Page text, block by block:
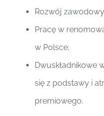
Rozwój
Pracę w
w Polsce;
Dwuskładnikowe
się z podstawy i
premiowego.